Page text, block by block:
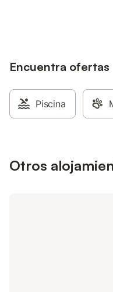
Encuentra ofertas
Piscina
Otros